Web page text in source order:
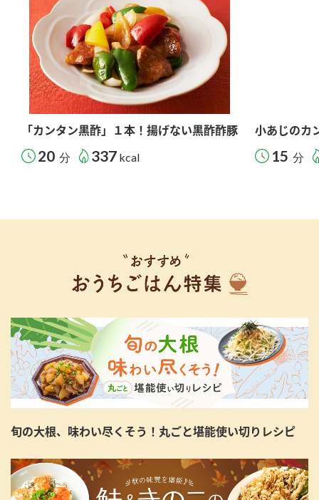
「カンタン黒酢」１本！揚げない黒酢酢豚
20 分 337 kcal
小あじのカ
15 分
旬の大根、味わい尽くそう！丸ごと堪能使い切りレシピ